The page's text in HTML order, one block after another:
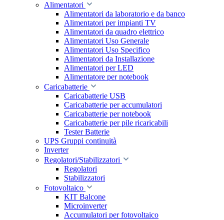
Alimentatori
Alimentatori da laboratorio e da banco
Alimentatori per impianti TV
Alimentatori da quadro elettrico
Alimentatori Uso Generale
Alimentatori Uso Specifico
Alimentatori da Installazione
Alimentatori per LED
Alimentatore per notebook
Caricabatterie
Caricabatterie USB
Caricabatterie per accumulatori
Caricabatterie per notebook
Caricabatterie per pile ricaricabili
Tester Batterie
UPS Gruppi continuità
Inverter
Regolatori/Stabilizzatori
Regolatori
Stabilizzatori
Fotovoltaico
KIT Balcone
Microinverter
Accumulatori per fotovoltaico